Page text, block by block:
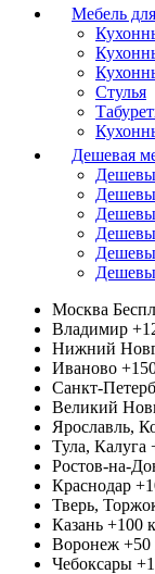
Мебель
Стулья
Дешевая
Москва
Владимир
Нижний
Иваново
Санкт-
Великий
Ярославль,
Тула, Калуга
Ростов-на-
Краснодар
Тверь,
Казань +100
Воронеж +50
Чебоксары